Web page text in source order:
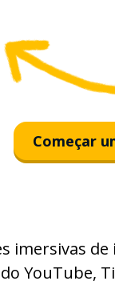
Começar
imersivas
YouTube,